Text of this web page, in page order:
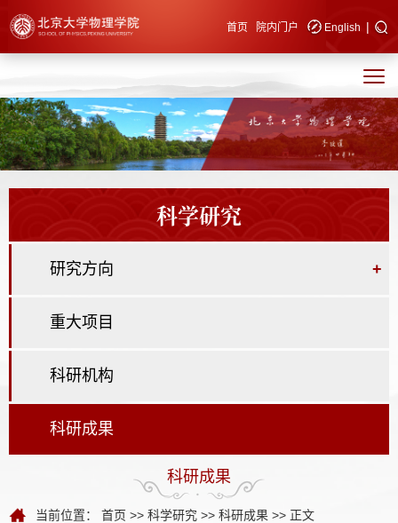
快速导航 首页 院内门户 English |
科学研究
研究方向 +
重大项目
科研机构
科研成果
科研成果
当前位置： 首页 >> 科学研究 >> 科研成果 >> 正文